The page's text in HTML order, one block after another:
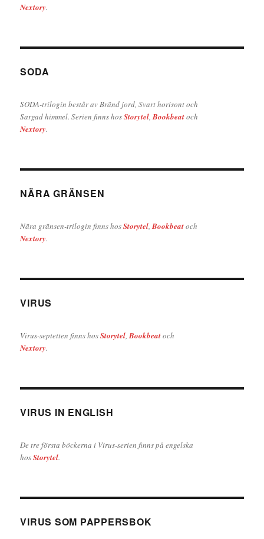
Nextory.
SODA
SODA-trilogin består av Bränd jord, Svart horisont och
Sargad himmel. Serien finns hosStorytel ,Bookbeatoch
Nextory.
NÄRA GRÄNSEN
Nära gränsen-trilogin finns hosStorytel ,Bookbeatoch
Nextory.
VIRUS
Virus-septetten finns hosStorytel ,Bookbeatoch
Nextory.
VIRUS IN ENGLISH
De tre första böckerna i Virus-serien finns på engelska
hosStorytel.
VIRUS SOM PAPPERSBOK